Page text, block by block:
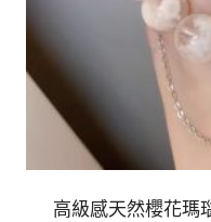
高級感天然櫻花瑪